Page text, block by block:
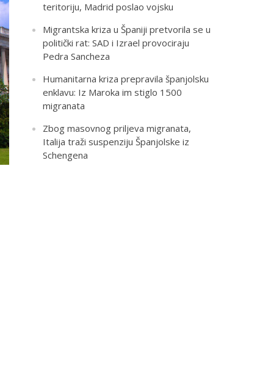
teritoriju, Madrid poslao vojsku
Migrantska kriza u Španiji pretvorila se u
politički rat: SAD i Izrael provociraju
Pedra Sancheza
Humanitarna kriza prepravila španjolsku
enklavu: Iz Maroka im stiglo 1500
migranata
Zbog masovnog priljeva migranata,
Italija traži suspenziju Španjolske iz
Schengena